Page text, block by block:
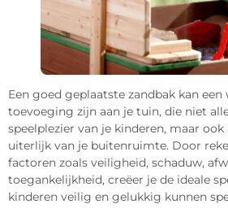
Een goed geplaatste zandbak kan een
toevoeging zijn aan je tuin, die niet
speelplezier van je kinderen, maar
uiterlijk van je buitenruimte. Door
factoren zoals veiligheid, schaduw,
toegankelijkheid, creëer je de ideale
kinderen veilig en gelukkig kunnen